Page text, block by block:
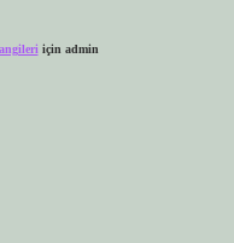
için admin